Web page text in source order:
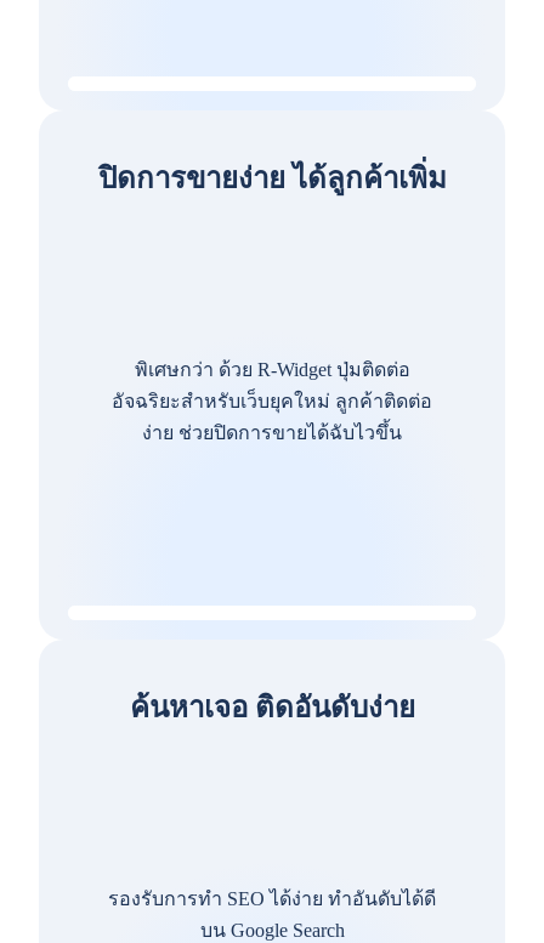
ปิดการขายง่าย ได้ลูกค้าเพิ่ม
พิเศษกว่า ด้วย R-Widget ปุ่มติดต่อ
อัจฉริยะสำหรับเว็บยุคใหม่ ลูกค้าติดต่อ
ง่าย ช่วยปิดการขายได้ฉับไวขึ้น
ค้นหาเจอ ติดอันดับง่าย
รองรับการทำ SEO ได้ง่าย ทำอันดับได้ดี
บน Google Search